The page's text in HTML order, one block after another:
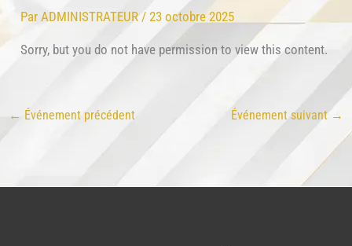
ParADMINISTRATEUR /23 octobre 2025
Sorry, but you do not have permission to view this content.
← Événement précédent Événement suivant →